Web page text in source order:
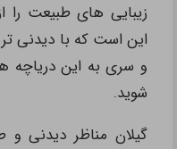
زیبایی های طبیعت را
این است که با دیدنی
و سری به این دریاچه
شوید.
گیلان مناظر دیدنی و